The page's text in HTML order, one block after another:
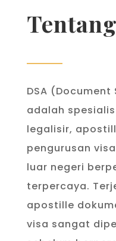
DSA (Document
adalah
legalisir,
pengurusan
luar negeri
terpercaya.
apostille
visa sangat